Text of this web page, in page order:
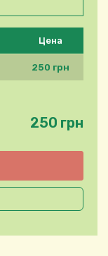
Цена
250 грн
250 грн